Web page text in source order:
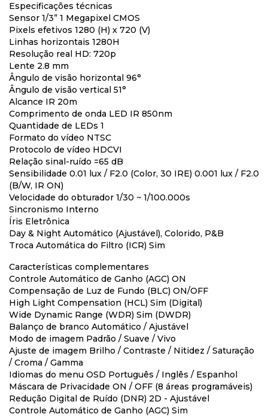
Especificações técnicas
Sensor 1/3” 1 Megapixel CMOS
Pixels efetivos 1280 (H) x 720 (V)
Linhas horizontais 1280H
Resolução real HD: 720p
Lente 2.8 mm
Ângulo de visão horizontal 96°
Ângulo de visão vertical 51°
Alcance IR 20m
Comprimento de onda LED IR 850nm
Quantidade de LEDs 1
Formato do vídeo NTSC
Protocolo de vídeo HDCVI
Relação sinal-ruído =65 dB
Sensibilidade 0.01 lux / F2.0 (Color, 30 IRE) 0.001 lux / F2.0
(B/W, IR ON)
Velocidade do obturador 1/30 ~ 1/100.000s
Sincronismo Interno
Íris Eletrônica
Day & Night Automático (Ajustável), Colorido, P&B
Troca Automática do Filtro (ICR) Sim
Características complementares
Controle Automático de Ganho (AGC) ON
Compensação de Luz de Fundo (BLC) ON/OFF
High Light Compensation (HCL) Sim (Digital)
Wide Dynamic Range (WDR) Sim (DWDR)
Balanço de branco Automático / Ajustável
Modo de imagem Padrão / Suave / Vivo
Ajuste de imagem Brilho / Contraste / Nitidez / Saturação
/ Croma / Gamma
Idiomas do menu OSD Português / Inglês / Espanhol
Máscara de Privacidade ON / OFF (8 áreas programáveis)
Redução Digital de Ruído (DNR) 2D - Ajustável
Controle Automático de Ganho (AGC) Sim